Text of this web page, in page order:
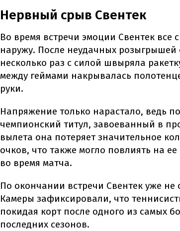
Нервный срыв Свентек
Во время встречи эмоции Свентек все
наружу. После неудачных розыгрышей
несколько раз с силой швыряла
между геймами накрывалась
руки.
Напряжение только нарастало, ведь
чемпионский титул, завоеванный в
вылета она потеряет значительное
очков, что также могло повлиять на
во время матча.
По окончании встречи Свентек уже
Камеры зафиксировали, что
покидая корт после одного из самых
последних сезонов.